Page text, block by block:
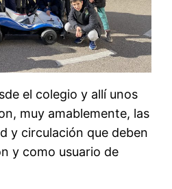
el colegio y allí unos
muy amablemente, las
y circulación que deben
y como usuario de